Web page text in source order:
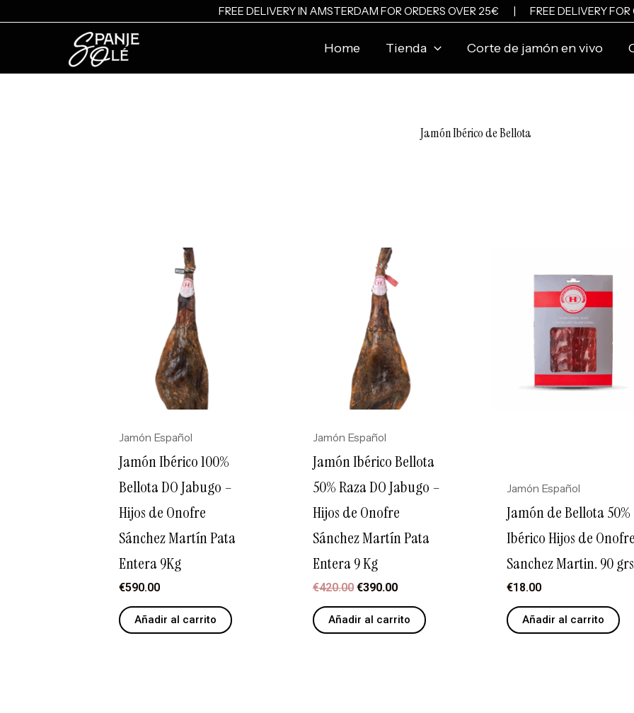
FREE DELIVERY IN AMSTERDAM FOR ORDERS OVER 25€ | FREE DELIVERY
Home Tienda Corte de jamón en vivo
Jamón Ibérico de Bellota
Jamón Español
Jamón Ibérico 100%
Bellota DO Jabugo –
Hijos de Onofre
Sánchez Martín Pata
Entera 9Kg
€590.00
Añadir al carrito
Jamón Español
Jamón Ibérico Bellota
50% Raza DO Jabugo –
Hijos de Onofre
Sánchez Martín Pata
Entera 9 Kg
€420.00
precio
original
era:
€420.00.
€390.00
es:
Añadir al carrito
Jamón Español
Jamón de Bellota 50%
Ibérico Hijos de Onofre
Sanchez Martin. 90 grs
€18.00
Añadir al carrito